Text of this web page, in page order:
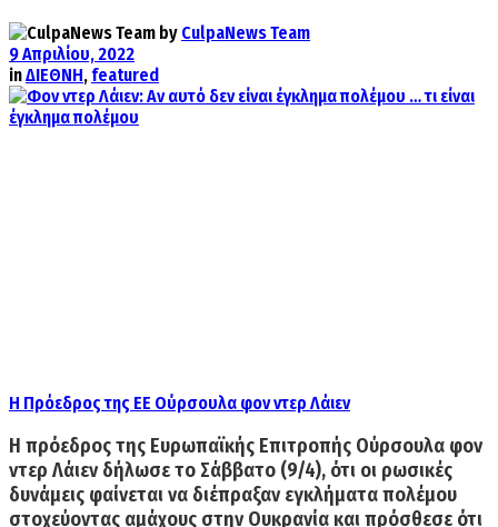
by CulpaNews Team
9 Απριλίου, 2022
inΔΙΕΘΝΗ, featured
Η Πρόεδρος της ΕΕ Ούρσουλα φον ντερ Λάιεν
Η πρόεδρος της Ευρωπαϊκής Επιτροπής Ούρσουλα φον
ντερ Λάιεν δήλωσε το Σάββατο (9/4), ότι οι ρωσικές
δυνάμεις φαίνεται να διέπραξαν εγκλήματα πολέμου
στοχεύοντας αμάχους στην Ουκρανία και πρόσθεσε ότι